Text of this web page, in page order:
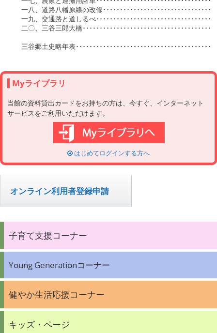
Myライブラリ
当館の資料貸出カードをお持ちの方は、今すぐ、インターネット
サービスをご利用いただけます。
はじめてログインする方へ
オンライン利用者登録申請
子育て支援コーナー
Young Generationコーナー
健やか生活応援コーナー
キッズ・ページ